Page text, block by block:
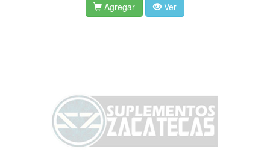
Agregar Ver